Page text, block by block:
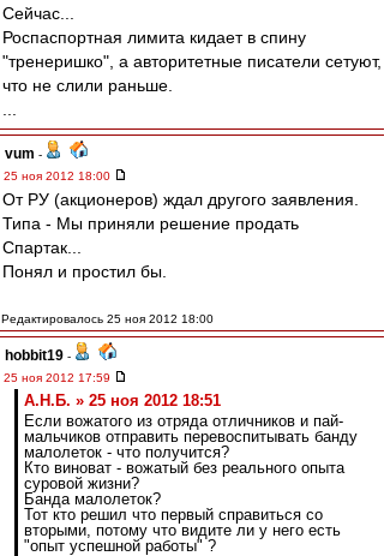
Сейчас...
Роспаспортная лимита кидает в спину
"тренеришко", а авторитетные писатели сетуют,
что не слили раньше.
vum -
25 ноя 2012 18:00
От РУ (акционеров) ждал другого заявления.
Типа - Мы приняли решение продать
Спартак...
Понял и простил бы.
Редактировалось 25 ноя 2012 18:00
hobbit19 -
25 ноя 2012 17:59
А.Н.Б. » 25 ноя 2012 18:51
Если вожатого из отряда отличников и пай-
мальчиков отправить перевоспитывать банду
малолеток - что получится?
Кто виноват - вожатый без реального опыта
суровой жизни?
Банда малолеток?
Тот кто решил что первый справиться со
вторыми, потому что видите ли у него есть
"опыт успешной работы" ?